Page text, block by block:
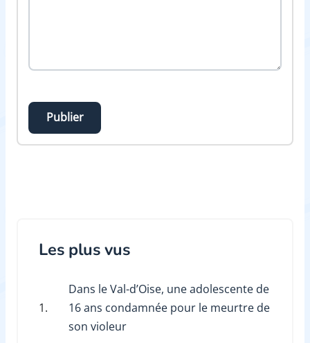
Publier
Les plus vus
1.
Dans le Val-d’Oise, une adolescente de
16 ans condamnée pour le meurtre de
son violeur